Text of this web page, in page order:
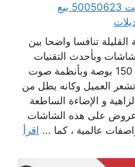
بيع تلفزيونات شاشات الكويت 50050623 بيع
تنافسا واضحا بين
وبأحدث التقنيات
وبأحجام متنوعة تصل 140و 150 بوصة وبأنظمة صوت
العميل وكانه يطل من
و الإضاءة الساطعة
عروض على هذه الشاشات
عالمية ، كما ... اقرأ